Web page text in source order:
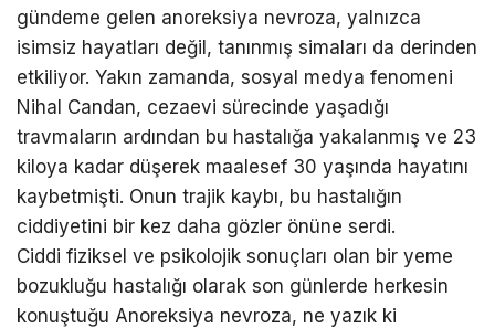
gündeme gelen anoreksiya nevroza, yalnızca
isimsiz hayatları değil, tanınmış simaları da derinden
etkiliyor. Yakın zamanda, sosyal medya fenomeni
Nihal Candan, cezaevi sürecinde yaşadığı
travmaların ardından bu hastalığa yakalanmış ve 23
kiloya kadar düşerek maalesef 30 yaşında hayatını
kaybetmişti. Onun trajik kaybı, bu hastalığın
ciddiyetini bir kez daha gözler önüne serdi.
Ciddi fiziksel ve psikolojik sonuçları olan bir yeme
bozukluğu hastalığı olarak son günlerde herkesin
konuştuğu Anoreksiya nevroza, ne yazık ki